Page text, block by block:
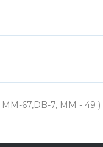
67,DB-7, MM - 49 )